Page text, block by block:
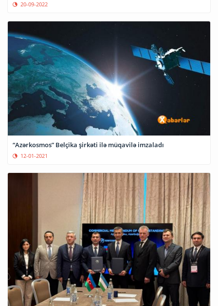
20-09-2022
“Azərkosmos” Belçika şirkəti ilə müqavilə imzaladı
12-01-2021